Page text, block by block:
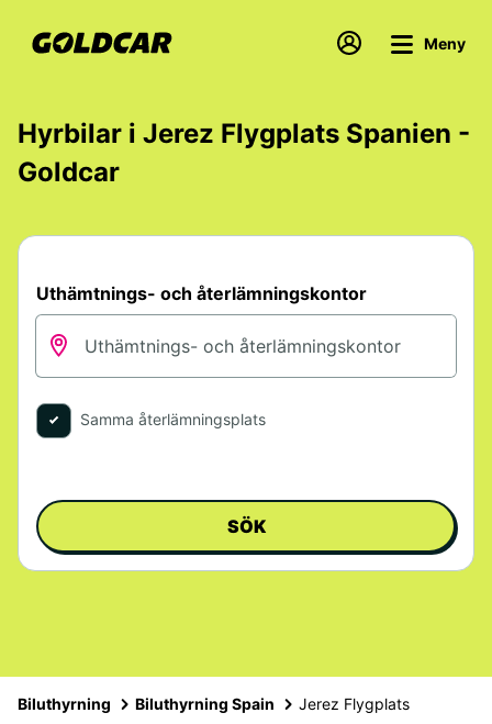
Meny
Hyrbilar i Jerez Flygplats Spanien -
Goldcar
Uthämtnings- och återlämningskontor
Samma återlämningsplats
SÖK
Biluthyrning Biluthyrning Spain Jerez Flygplats